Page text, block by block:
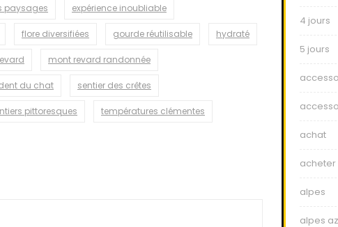
paysages expérience inoubliable
flore diversifiées gourde réutilisable hydraté
mont revard randonnée
du chat sentier des crêtes
pittoresques températures clémentes
4 jours
5 jours
achat
acheter
alpes
alpes